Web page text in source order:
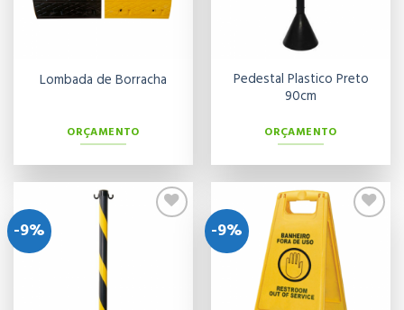
Lombada de Borracha
ORÇAMENTO
Pedestal Plastico Preto
90cm
ORÇAMENTO
-9% -9%
Adicionar
aos meus
desejos